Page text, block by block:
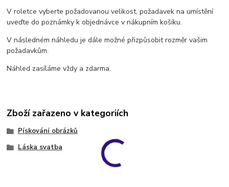
V roletce vyberte požadovanou velikost, požadavek na umístění
uveďte do poznámky k objednávce v nákupním košíku.
V následném náhledu je dále možné přizpůsobit rozměr vašim
požadavkům.
Náhled zasíláme vždy a zdarma.
Zboží zařazeno v kategoriích
Pískování obrázků
Láska svatba